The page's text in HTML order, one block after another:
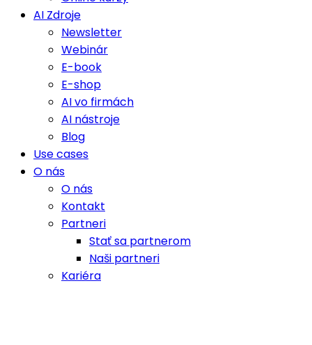
AI Zdroje
Newsletter
Webinár
E-book
E-shop
AI vo firmách
AI nástroje
Blog
Use cases
O nás
O nás
Kontakt
Partneri
Stať sa partnerom
Naši partneri
Kariéra